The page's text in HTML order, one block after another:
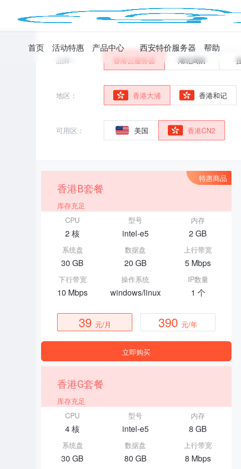
首页 活动特惠 产品中心 西安特价服务器 帮助
品牌： 香港云服务器 湖北高防
地区： 香港大浦 香港和记
可用区： 美国 香港CN2
香港B套餐
库存充足
特惠商品
CPU
2 核
型号
intel-e5
内存
2 GB
系统盘
30 GB
数据盘
20 GB
上行带宽
5 Mbps
下行带宽
10 Mbps
操作系统
windows/linux
IP数量
1 个
39 元/月 390 元/年
立即购买
香港G套餐
库存充足
CPU
4 核
型号
intel-e5
内存
8 GB
系统盘
30 GB
数据盘
80 GB
上行带宽
8 Mbps